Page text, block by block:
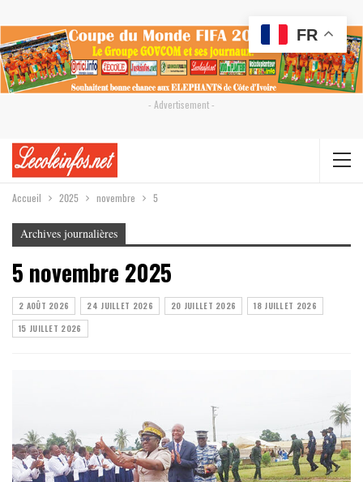
- Advertisement -
Accueil 2025 novembre 5
Archives journalières
5 novembre 2025
2 AOÛT 2026 24 JUILLET 2026 20 JUILLET 2026
18 JUILLET 2026
15 JUILLET 2026
FR